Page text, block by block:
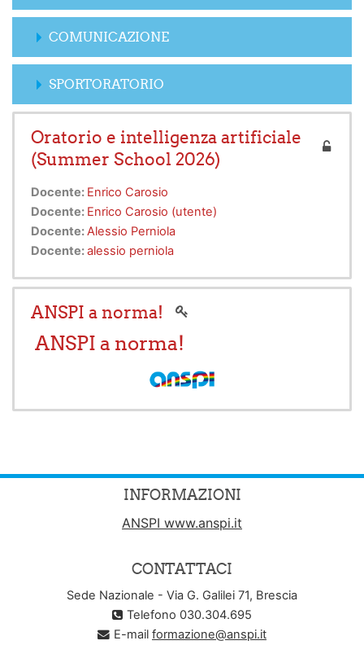
COMUNICAZIONE
SPORTORATORIO
Oratorio e intelligenza artificiale
(Summer School 2026)
Docente: Enrico Carosio
Docente: Enrico Carosio (utente)
Docente:Alessio Perniola
Docente:alessio perniola
ANSPI a norma!
ANSPI a norma!
INFORMAZIONI
ANSPI www.anspi.it
CONTATTACI
Sede Nazionale - Via G. Galilei 71, Brescia
Telefono 030.304.695
E-mail formazione@anspi.it